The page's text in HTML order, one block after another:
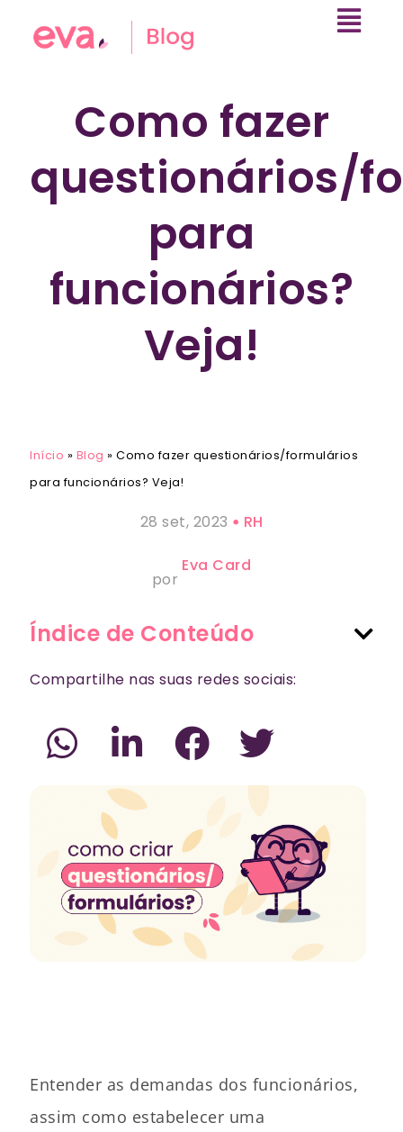
Como fazer
questionários/
para
funcionários?
Veja!
Início » Blog » Como fazer questionários/formulários
para funcionários? Veja!
28 set, 2023 RH
por
Eva Card
Índice de Conteúdo
Compartilhe nas suas redes sociais:
Entender as demandas dos funcionários,
assim como estabelecer uma